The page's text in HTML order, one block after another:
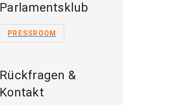
Parlamentsklub
PRESSROOM
Rückfragen &
Kontakt